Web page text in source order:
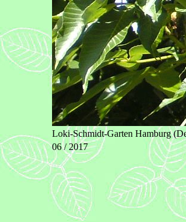
Loki-Schmidt-Garten Hamburg
06 / 2017